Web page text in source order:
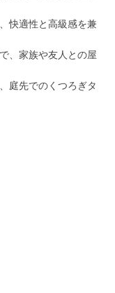
快適性と高級感を兼
、家族や友人との屋
庭先でのくつろぎタ